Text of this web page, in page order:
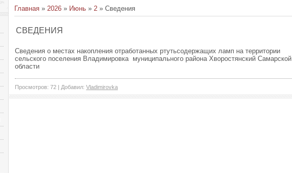
Главная » 2026 » Июнь » 2 » Сведения
СВЕДЕНИЯ
Сведения о местах накопления отработанных ртутьсодержащих ламп на территории
сельского поселения Владимировка муниципального района Хворостянский Самарской
области
Просмотров: 72 | Добавил: Vladimirovka